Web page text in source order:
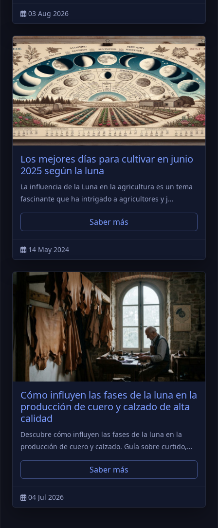
03 Aug 2026
Los mejores días para cultivar en junio
2025 según la luna
La influencia de la Luna en la agricultura es un tema
fascinante que ha intrigado a agricultores y j…
Saber más
14 May 2024
Cómo influyen las fases de la luna en la
producción de cuero y calzado de alta
calidad
Descubre cómo influyen las fases de la luna en la
producción de cuero y calzado. Guía sobre curtido,…
Saber más
04 Jul 2026